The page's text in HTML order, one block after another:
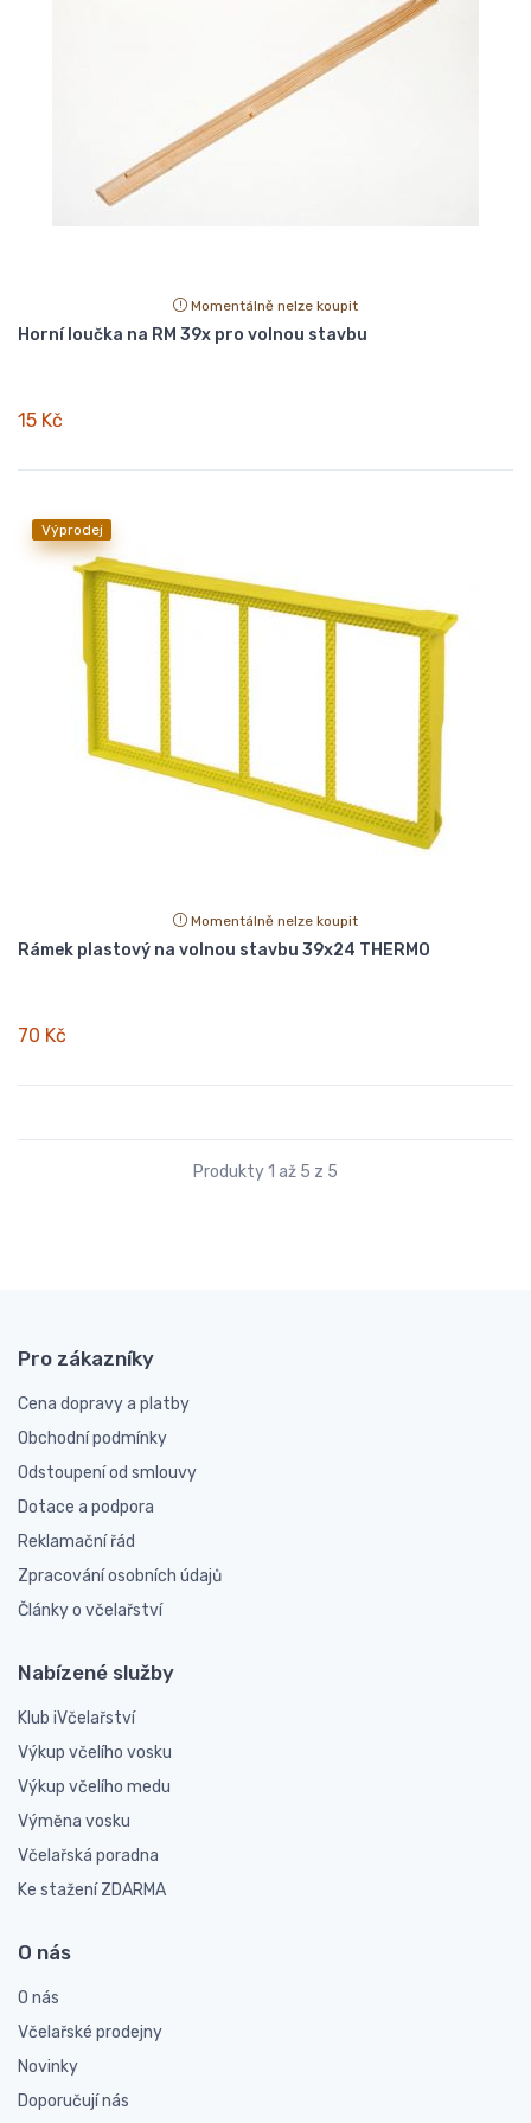
Momentálně nelze koupit
Horní loučka na RM 39x pro volnou stavbu
15 Kč
Výprodej
Momentálně nelze koupit
Rámek plastový na volnou stavbu 39x24 THERMO
70 Kč
Produkty 1 až 5 z 5
Pro zákazníky
Cena dopravy a platby
Obchodní podmínky
Odstoupení od smlouvy
Dotace a podpora
Reklamační řád
Zpracování osobních údajů
Články o včelařství
Nabízené služby
Klub iVčelařství
Výkup včelího vosku
Výkup včelího medu
Výměna vosku
Včelařská poradna
Ke stažení ZDARMA
O nás
O nás
Včelařské prodejny
Novinky
Doporučují nás